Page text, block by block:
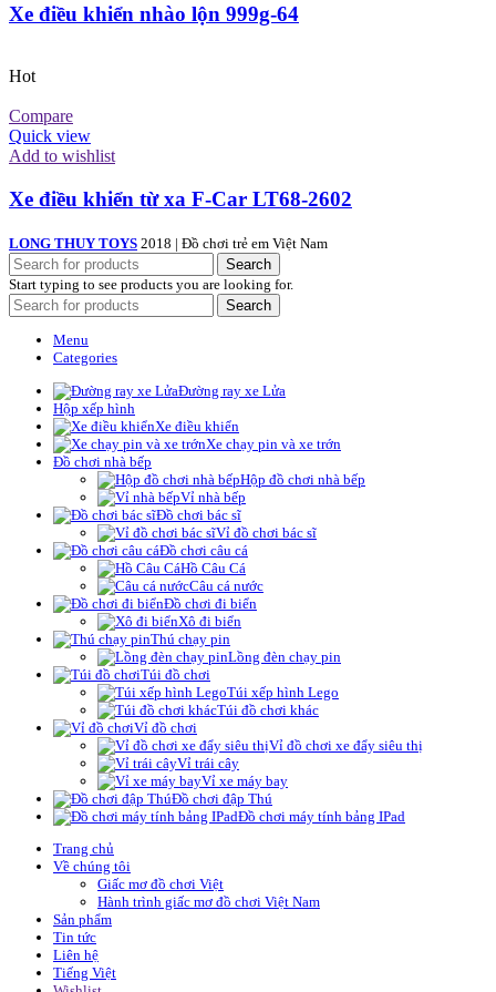
Xe điều khiển nhào lộn 999g-64
Hot
Compare
Quick view
Add to wishlist
Xe điều khiển từ xa F-Car LT68-2602
LONG THUY TOYS 2018 | Đồ chơi trẻ em Việt Nam
Search
Start typing to see products you are looking for.
Search
Menu
Categories
Đường ray xe Lửa
Hộp xếp hình
Xe điều khiển
Xe chạy pin và xe trớn
Đồ chơi nhà bếp
Hộp đồ chơi nhà bếp
Vỉ nhà bếp
Đồ chơi bác sĩ
Vỉ đồ chơi bác sĩ
Đồ chơi câu cá
Hồ Câu Cá
Câu cá nước
Đồ chơi đi biển
Xô đi biển
Thú chạy pin
Lồng đèn chạy pin
Túi đồ chơi
Túi xếp hình Lego
Túi đồ chơi khác
Vỉ đồ chơi
Vỉ đồ chơi xe đẩy siêu thị
Vỉ trái cây
Vỉ xe máy bay
Đồ chơi đập Thú
Đồ chơi máy tính bảng IPad
Trang chủ
Về chúng tôi
Giấc mơ đồ chơi Việt
Hành trình giấc mơ đồ chơi Việt Nam
Sản phẩm
Tin tức
Liên hệ
Tiếng Việt